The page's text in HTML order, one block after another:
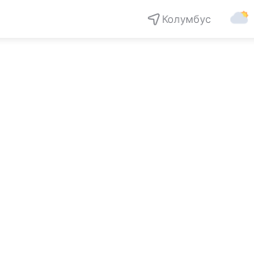
Колумбус